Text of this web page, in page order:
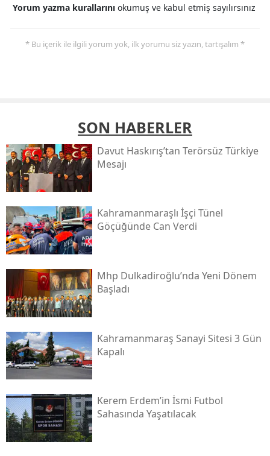
Yorum yazma kurallarını okumuş ve kabul etmiş sayılırsınız
* Bu içerik ile ilgili yorum yok, ilk yorumu siz yazın, tartışalım *
SON HABERLER
Davut Haskırış’tan Terörsüz Türkiye
Mesajı
Kahramanmaraşlı İşçi Tünel
Göçüğünde Can Verdi
Mhp Dulkadiroğlu’nda Yeni Dönem
Başladı
Kahramanmaraş Sanayi Sitesi 3 Gün
Kapalı
Kerem Erdem’in İsmi Futbol
Sahasında Yaşatılacak